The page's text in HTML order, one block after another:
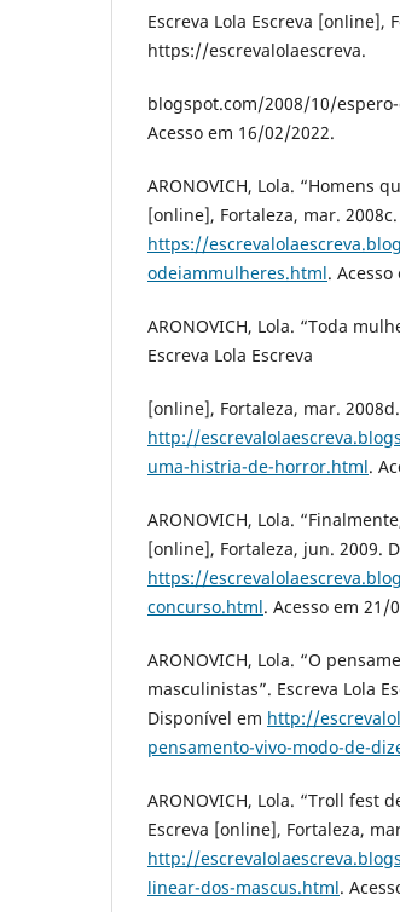
Escreva Lola Escreva [online],
https://escrevalolaescreva.
blogspot.com/2008/10/
Acesso em 16/02/2022.
ARONOVICH, Lola. “Homens
[online], Fortaleza, mar.
https://
odeiammulheres.html.
ARONOVICH, Lola. “Toda
Escreva Lola Escreva
[online], Fortaleza, mar.
http://
uma-histria-de-horror.html.
ARONOVICH, Lola.
[online], Fortaleza, jun. 2009.
https://
concurso.html. Acesso em 21/
ARONOVICH, Lola. “O
masculinistas”. Escreva Lola
Disponível em http://
pensamento-vivo-modo-de-
ARONOVICH, Lola. “Troll fest
Escreva [online], Fortaleza,
http://
linear-dos-mascus.html.